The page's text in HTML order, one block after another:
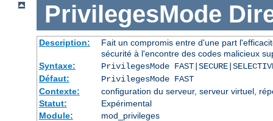
PrivilegesMode
Description:
Fait un compromis entre d'une part
sécurité à l'encontre des codes malicieux
Syntaxe:
PrivilegesMode
Défaut:
PrivilegesMode FAST
Contexte:
configuration du serveur, serveur virtuel,
Statut:
Expérimental
Module:
mod_privileges